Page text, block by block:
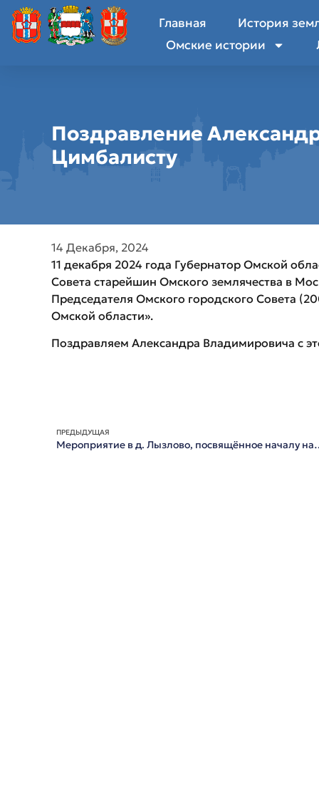
Главная
История
Омские истории
Поздравление
Цимбалисту
14 Декабря, 2024
11 декабря 2024 года Губернатор Омской
Совета старейшин Омского землячества в
Председателя Омского городского Совета
Омской области».
Поздравляем Александра Владимировича с
ПРЕДЫДУЩАЯ
Мероприятие в д.